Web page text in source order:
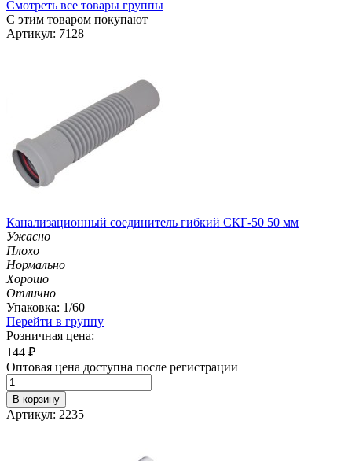
Смотреть все товары группы
С этим товаром покупают
Артикул: 7128
Канализационный соединитель гибкий СКГ-50 50 мм
Ужасно
Плохо
Нормально
Хорошо
Отлично
Упаковка: 1/60
Перейти в группу
Розничная цена:
144 ₽
Оптовая цена доступна после регистрации
В корзину
Артикул: 2235